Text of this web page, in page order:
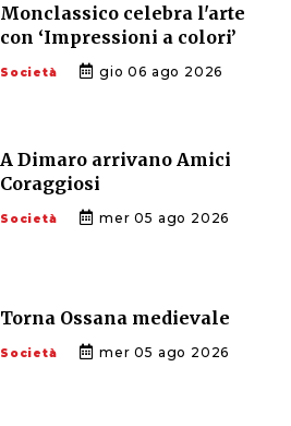
Monclassico celebra l'arte
con ‘Impressioni a colori’
Società gio 06 ago 2026
A Dimaro arrivano Amici
Coraggiosi
Società mer 05 ago 2026
Torna Ossana medievale
Società mer 05 ago 2026